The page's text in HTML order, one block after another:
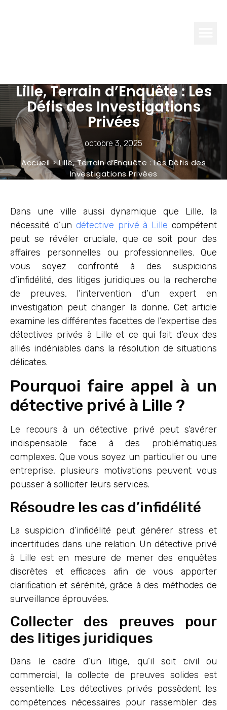
Lille, Terrain d’Enquête : Les
Défis des Investigations
Privées
octobre 3, 2025
Accueil>Lille, Terrain d’Enquête : Les Défis des
Investigations Privées
Dans une ville aussi dynamique que Lille, la
nécessité d’un détective privé à Lille compétent
peut se révéler cruciale, que ce soit pour des
affaires personnelles ou professionnelles. Que
vous soyez confronté à des suspicions
d’infidélité, des litiges juridiques ou la recherche
de preuves, l’intervention d’un expert en
investigation peut changer la donne. Cet article
examine les différentes facettes de l’expertise des
détectives privés à Lille et ce qui fait d’eux des
alliés indéniables dans la résolution de situations
délicates.
Pourquoi faire appel à un
détective privé à Lille ?
Le recours à un détective privé peut s’avérer
indispensable face à des problématiques
complexes. Que vous soyez un particulier ou une
entreprise, plusieurs motivations peuvent vous
pousser à solliciter leurs services.
Résoudre les cas d’infidélité
La suspicion d’infidélité peut générer stress et
incertitudes dans une relation. Un détective privé
à Lille est en mesure de mener des enquêtes
discrètes et efficaces afin de vous apporter
clarification et sérénité, grâce à des méthodes de
surveillance éprouvées.
Collecter des preuves pour
des litiges juridiques
Dans le cadre d’un litige, qu’il soit civil ou
commercial, la collecte de preuves solides est
essentielle. Les détectives privés possèdent les
compétences nécessaires pour rassembler des